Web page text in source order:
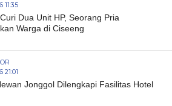
11:35
Dua Unit HP, Seorang Pria
Warga di Ciseeng
21:01
Jonggol Dilengkapi Fasilitas Hotel